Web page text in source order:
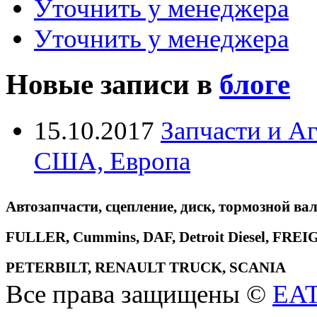
Уточнить у менеджера
Уточнить у менеджера
Новые записи в блоге
15.10.2017 Запчасти и
США, Европа
Автозапчасти, сцепление, диск, тормозной
FULLER, Cummins, DAF, Detroit Diesel,
PETERBILT, RENAULT TRUCK, SCANIA
Все права защищены ©